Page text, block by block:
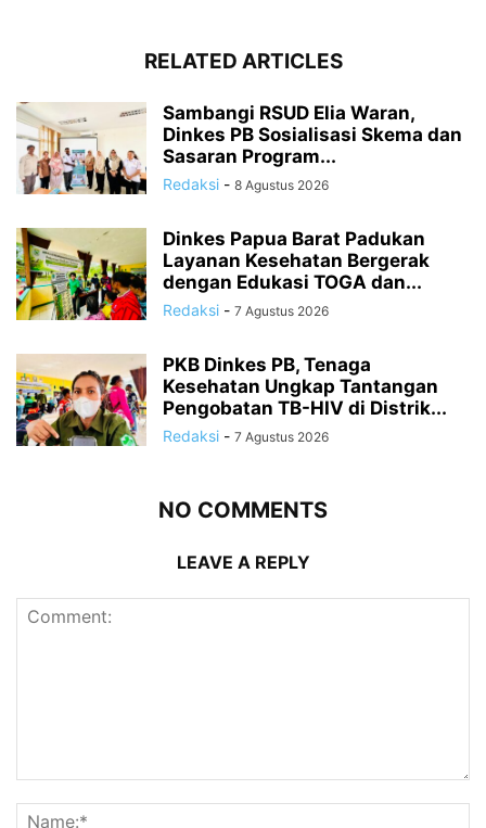
RELATED ARTICLES
Sambangi RSUD Elia Waran,
Dinkes PB Sosialisasi Skema dan
Sasaran Program...
Redaksi - 8 Agustus 2026
Dinkes Papua Barat Padukan
Layanan Kesehatan Bergerak
dengan Edukasi TOGA dan...
Redaksi - 7 Agustus 2026
PKB Dinkes PB, Tenaga
Kesehatan Ungkap Tantangan
Pengobatan TB-HIV di Distrik...
Redaksi - 7 Agustus 2026
NO COMMENTS
LEAVE A REPLY